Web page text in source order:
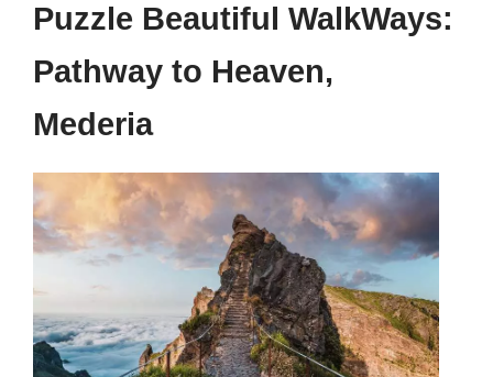
Puzzle Beautiful WalkWays:
Pathway to Heaven,
Mederia